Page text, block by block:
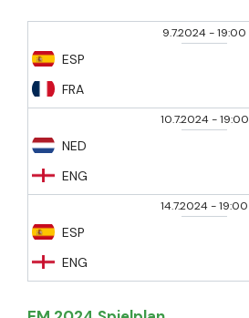
9.7.2024-19:00
ESP
FRA
10.7.2024-19:00
NED
ENG
14.7.2024-19:00
ESP
ENG